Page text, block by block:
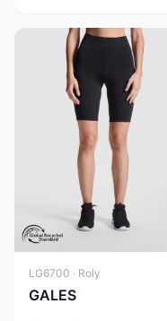
LG6700 · Roly
GALES